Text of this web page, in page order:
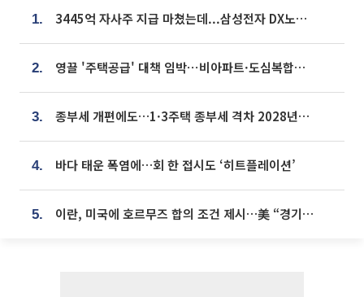
1. 3445억 자사주 지급 마쳤는데...삼성전자 DX노조, 뒤늦은 '떼쓰기 집회'
2. 영끌 '주택공급' 대책 임박⋯비아파트·도심복합까지 총동원
3. 종부세 개편에도…1·3주택 종부세 격차 2028년부터 확대
4. 바다 태운 폭염에…회 한 접시도 ‘히트플레이션’
5. 이란, 미국에 호르무즈 합의 조건 제시…美 “경기 아직 안 끝나” [종합]